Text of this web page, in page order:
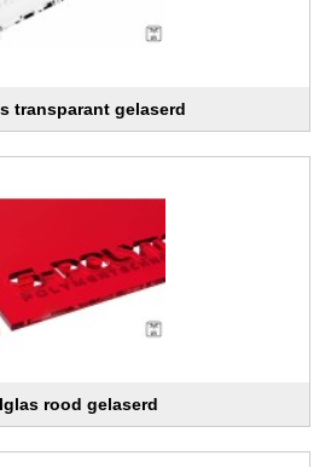
transparant gelaserd
rood gelaserd